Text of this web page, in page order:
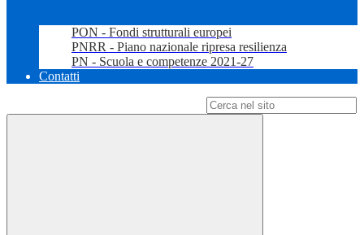
PON - Fondi strutturali europei
PNRR - Piano nazionale ripresa resilienza
PN - Scuola e competenze 2021-27
Contatti